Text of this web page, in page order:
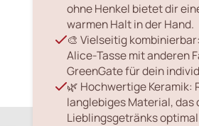
ohne Henkel bietet dir
warmen Halt in der Hand.
🎨 Vielseitig
Alice-Tasse mit anderen
GreenGate für dein
🌿 Hochwertige Keramik:
langlebiges Material, das
Lieblingsgetränks